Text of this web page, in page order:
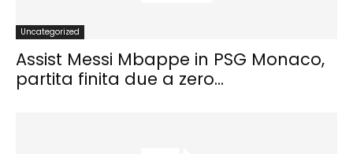
Uncategorized
Assist Messi Mbappe in PSG Monaco,
partita finita due a zero...